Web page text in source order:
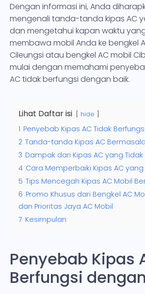
Dengan informasi ini, Anda
mengenali tanda-tanda kipas AC
dan mengetahui kapan waktu
membawa mobil Anda ke bengkel
Cileungsi atau bengkel AC mobil
mulai dengan memahami
AC tidak berfungsi dengan baik.
Lihat Daftar isi hide
1 Penyebab Kipas AC Tidak
2 Tanda-tanda Kipas AC
3 Dampak dari Kipas AC yang Tidak
4 Cara Memperbaiki Kipas AC yang
5 Tips Mencegah Kipas AC Mobil
6 Promo Khusus dari Bengkel AC
dan Prioritas Jaya AC Mobil
7 Kesimpulan
Penyebab Kipas
Berfungsi